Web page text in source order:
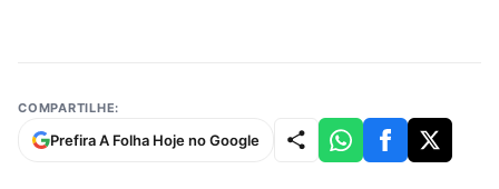
COMPARTILHE:
Prefira A Folha Hoje no Google